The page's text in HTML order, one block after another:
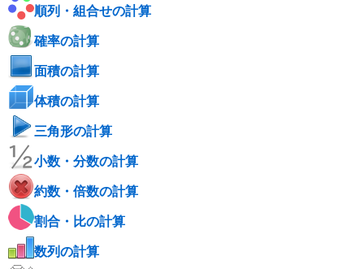
順列・組合せの計算
確率の計算
面積の計算
体積の計算
三角形の計算
小数・分数の計算
約数・倍数の計算
割合・比の計算
数列の計算